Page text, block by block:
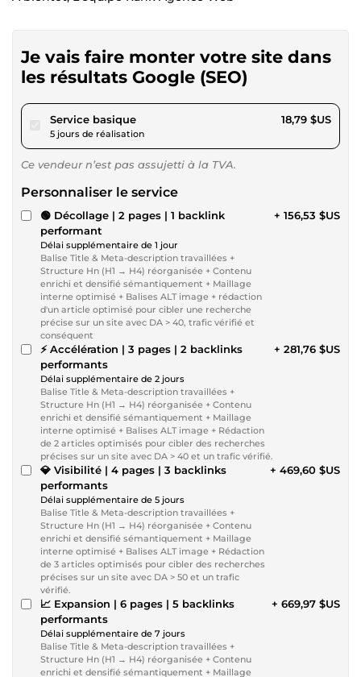
Je vais faire monter votre site dans
les résultats Google (SEO)
Service basiquepour 17,31 $US
5 jours de réalisation
18,79 $US
Ce vendeur n’est pas assujetti à la TVA.
Personnaliser le service
🟢 Décollage | 2 pages | 1 backlink
performant
Délai supplémentaire de 1 jour
Balise Title & Meta-description travaillées +
Structure Hn (H1 → H4) réorganisée + Contenu
enrichi et densifié sémantiquement + Maillage
interne optimisé + Balises ALT image + rédaction
d'un article optimisé pour cibler une recherche
précise sur un site avec DA > 40, trafic vérifié et
conséquent
+ 156,53 $US
⚡ Accélération | 3 pages | 2 backlinks
performants
Délai supplémentaire de 2 jours
Balise Title & Meta-description travaillées +
Structure Hn (H1 → H4) réorganisée + Contenu
enrichi et densifié sémantiquement + Maillage
interne optimisé + Balises ALT image + Rédaction
de 2 articles optimisés pour cibler des recherches
précises sur un site avec DA > 40 et un trafic vérifié.
+ 281,76 $US
💎 Visibilité | 4 pages | 3 backlinks
performants
Délai supplémentaire de 5 jours
Balise Title & Meta-description travaillées +
Structure Hn (H1 → H4) réorganisée + Contenu
enrichi et densifié sémantiquement + Maillage
interne optimisé + Balises ALT image + Rédaction
de 3 articles optimisés pour cibler des recherches
précises sur un site avec DA > 50 et un trafic
vérifié.
+ 469,60 $US
📈 Expansion | 6 pages | 5 backlinks
performants
Délai supplémentaire de 7 jours
Balise Title & Meta-description travaillées +
Structure Hn (H1 → H4) réorganisée + Contenu
enrichi et densifié sémantiquement + Maillage
+ 669,97 $US